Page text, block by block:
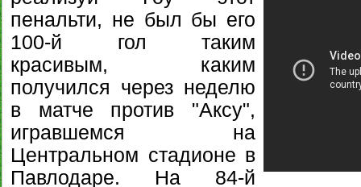
пенальти, не был бы его
100-й гол таким
красивым, каким
получился через неделю
в матче против "Аксу",
игравшемся на
Центральном стадионе в
Павлодаре. На 84-й